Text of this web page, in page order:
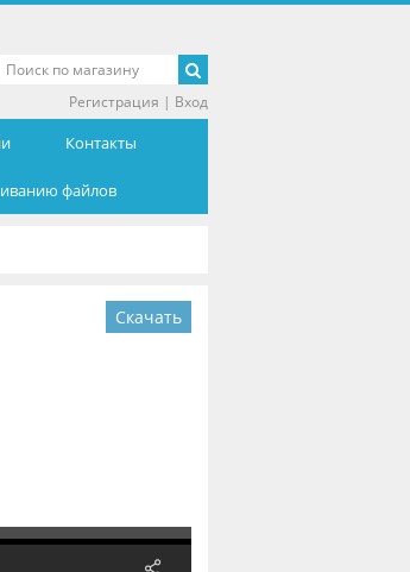
Контакты
файлов
Регистрация | Вход
Скачать